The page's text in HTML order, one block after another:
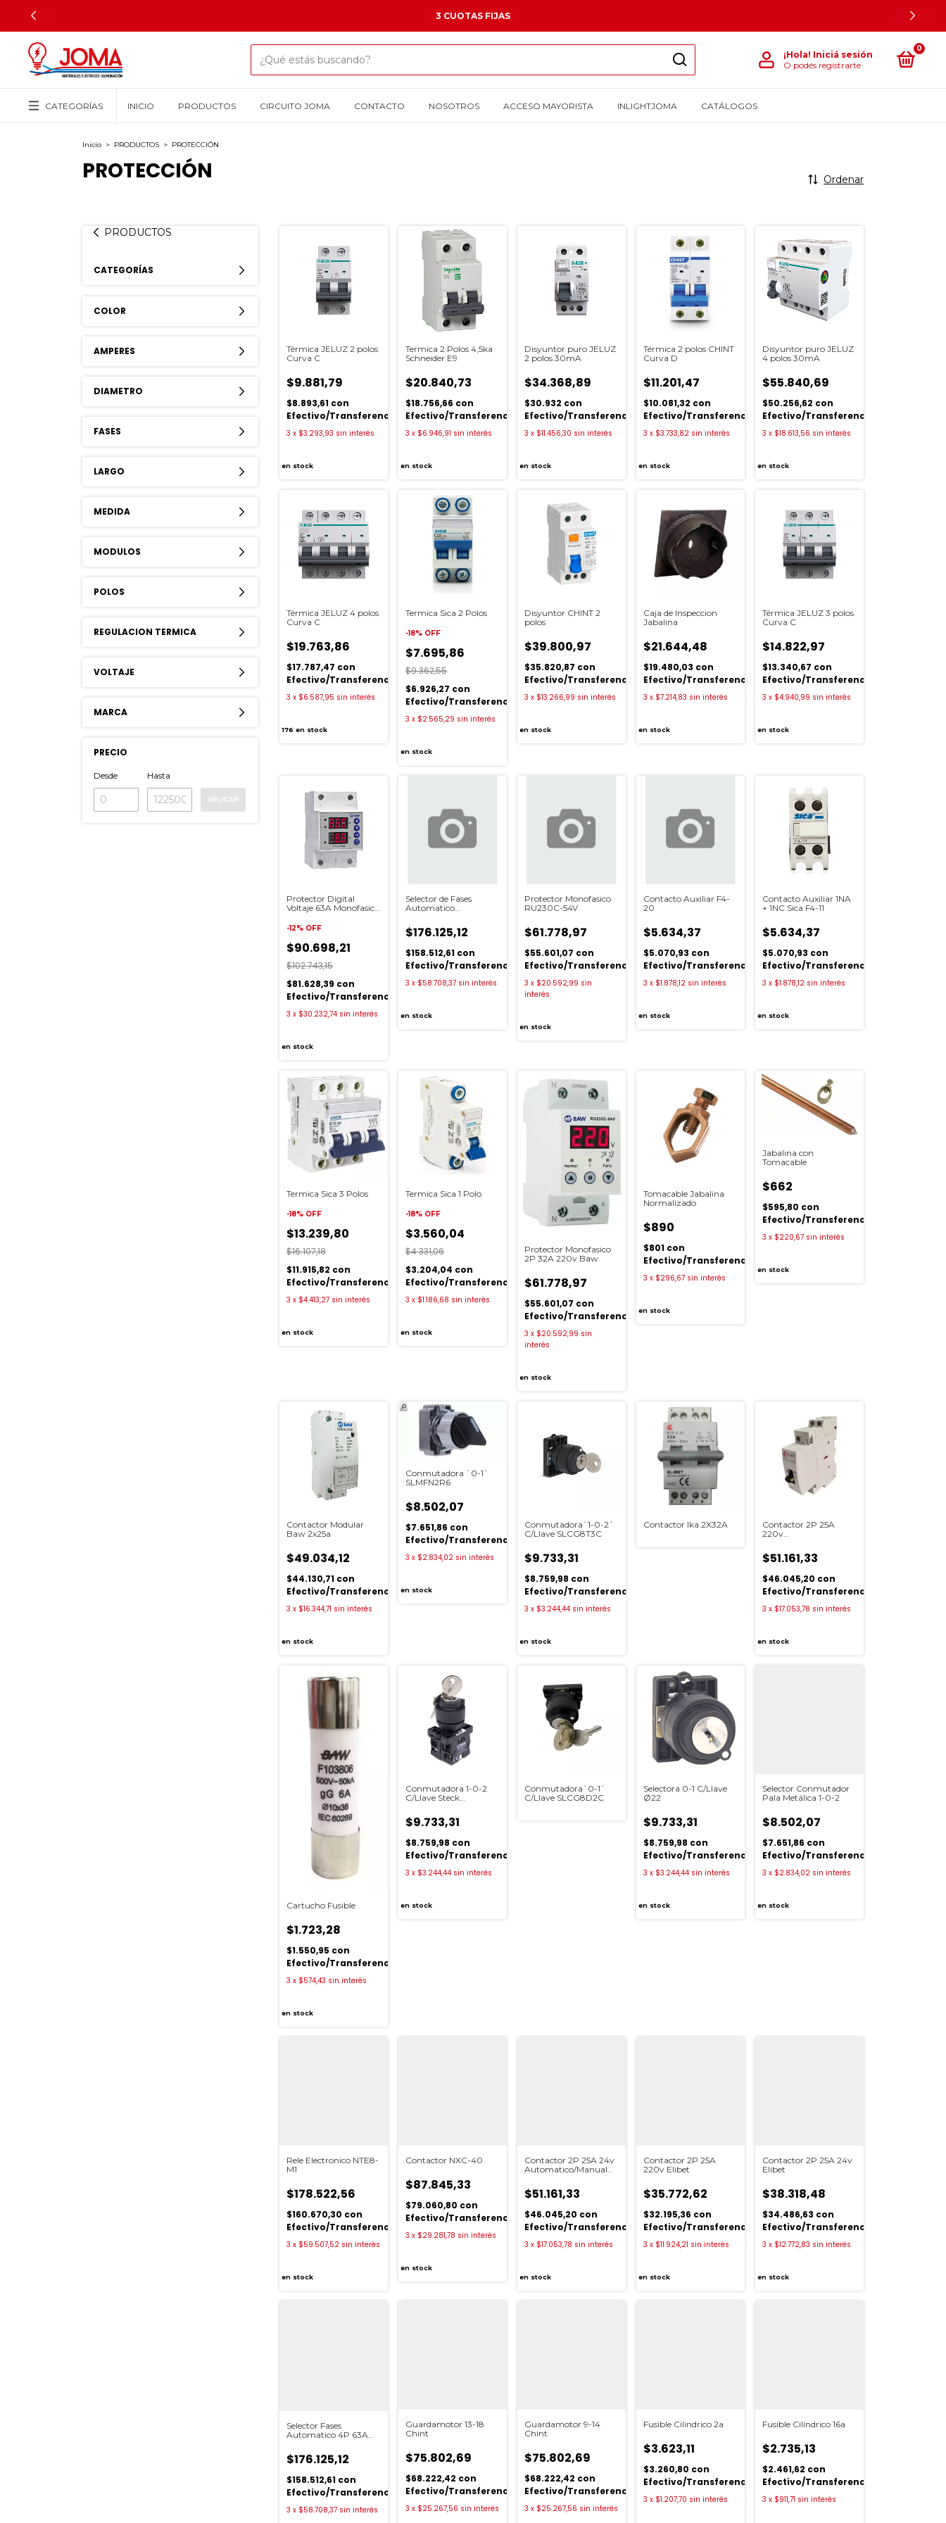
3 CUOTAS FIJAS
¡Hola! Iniciá sesión
O podés registrarte
0
CATEGORÍAS INICIO PRODUCTOS CIRCUITO JOMA CONTACTO NOSOTROS ACCESO MAYORISTA INLIGHTJOMA CATÁLOGOS
Inicio > PRODUCTOS > PROTECCIÓN
PROTECCIÓN Ordenar
PRODUCTOS
CATEGORÍAS
COLOR
AMPERES
DIAMETRO
FASES
LARGO
MEDIDA
MODULOS
POLOS
REGULACION TERMICA
VOLTAJE
MARCA
PRECIO
Desde Hasta
APLICAR
Térmica JELUZ 2 polos
Curva C
$9.881,79
$8.893,61 con
Efectivo/Transferencia
3 x $3.293,93 sin interés
en stock
Termica 2 Polos 4,5ka
Schneider E9
$20.840,73
$18.756,66 con
Efectivo/Transferencia
3 x $6.946,91 sin interés
en stock
Disyuntor puro JELUZ
2 polos 30mA
$34.368,89
$30.932 con
Efectivo/Transferencia
3 x $11.456,30 sin interés
en stock
Térmica 2 polos CHINT
Curva D
$11.201,47
$10.081,32 con
Efectivo/Transferencia
3 x $3.733,82 sin interés
en stock
Disyuntor puro JELUZ
4 polos 30mA
$55.840,69
$50.256,62 con
Efectivo/Transferencia
3 x $18.613,56 sin interés
en stock
Térmica JELUZ 4 polos
Curva C
$19.763,86
$17.787,47 con
Efectivo/Transferencia
3 x $6.587,95 sin interés
176 en stock
Termica Sica 2 Polos
-18% OFF
$7.695,86
$9.362,55
$6.926,27 con
Efectivo/Transferencia
3 x $2.565,29 sin interés
en stock
Disyuntor CHINT 2
polos
$39.800,97
$35.820,87 con
Efectivo/Transferencia
3 x $13.266,99 sin interés
en stock
Caja de Inspeccion
Jabalina
$21.644,48
$19.480,03 con
Efectivo/Transferencia
3 x $7.214,83 sin interés
en stock
Térmica JELUZ 3 polos
Curva C
$14.822,97
$13.340,67 con
Efectivo/Transferencia
3 x $4.940,99 sin interés
en stock
Protector Digital
Voltaje 63A Monofasico
-12% OFF
$90.698,21
$102.743,15
$81.628,39 con
Efectivo/Transferencia
3 x $30.232,74 sin interés
en stock
Selector de Fases
Automatico
$176.125,12
$158.512,61 con
Efectivo/Transferencia
3 x $58.708,37 sin interés
en stock
Protector Monofasico
RU230C-54V
$61.778,97
$55.601,07 con
Efectivo/Transferencia
3 x $20.592,99 sin
interés
en stock
Contacto Auxiliar F4-
20
$5.634,37
$5.070,93 con
Efectivo/Transferencia
3 x $1.878,12 sin interés
en stock
Contacto Auxiliar 1NA
+ 1NC Sica F4-11
$5.634,37
$5.070,93 con
Efectivo/Transferencia
3 x $1.878,12 sin interés
en stock
Termica Sica 3 Polos
-18% OFF
$13.239,80
$16.107,18
$11.915,82 con
Efectivo/Transferencia
3 x $4.413,27 sin interés
en stock
Termica Sica 1 Polo
-18% OFF
$3.560,04
$4.331,06
$3.204,04 con
Efectivo/Transferencia
3 x $1.186,68 sin interés
en stock
Protector Monofasico
2P 32A 220v Baw
$61.778,97
$55.601,07 con
Efectivo/Transferencia
3 x $20.592,99 sin
interés
en stock
Tomacable Jabalina
Normalizado
$890
$801 con
Efectivo/Transferencia
3 x $296,67 sin interés
en stock
Jabalina con
Tomacable
$662
$595,80 con
Efectivo/Transferencia
3 x $220,67 sin interés
en stock
Contactor Modular
Baw 2x25a
$49.034,12
$44.130,71 con
Efectivo/Transferencia
3 x $16.344,71 sin interés
en stock
Conmutadora `0-1`
SLMFN2R6
$8.502,07
$7.651,86 con
Efectivo/Transferencia
3 x $2.834,02 sin interés
en stock
Conmutadora`1-0-2`
C/Llave SLCG8T3C
$9.733,31
$8.759,98 con
Efectivo/Transferencia
3 x $3.244,44 sin interés
en stock
Contactor Ika 2X32A
Contactor 2P 25A
220v
Elibet
$51.161,33
$46.045,20 con
Efectivo/Transferencia
3 x $17.053,78 sin interés
en stock
Cartucho Fusible
$1.723,28
$1.550,95 con
Efectivo/Transferencia
3 x $574,43 sin interés
en stock
Conmutadora 1-0-2
C/Llave Steck
$9.733,31
$8.759,98 con
Efectivo/Transferencia
3 x $3.244,44 sin interés
en stock
Conmutadora`0-1`
C/Llave SLCG8D2C
Selectora 0-1 C/Llave
Ø22
$9.733,31
$8.759,98 con
Efectivo/Transferencia
3 x $3.244,44 sin interés
en stock
Selector Conmutador
Pala Metálica 1-0-2
$8.502,07
$7.651,86 con
Efectivo/Transferencia
3 x $2.834,02 sin interés
en stock
Rele Electronico NTE8-
M1
$178.522,56
$160.670,30 con
Efectivo/Transferencia
3 x $59.507,52 sin interés
en stock
Contactor NXC-40
$87.845,33
$79.060,80 con
Efectivo/Transferencia
3 x $29.281,78 sin interés
en stock
Contactor 2P 25A 24v
Automatico/Manual
$51.161,33
$46.045,20 con
Efectivo/Transferencia
3 x $17.053,78 sin interés
en stock
Contactor 2P 25A
220v Elibet
$35.772,62
$32.195,36 con
Efectivo/Transferencia
3 x $11.924,21 sin interés
en stock
Contactor 2P 25A 24v
Elibet
$38.318,48
$34.486,63 con
Efectivo/Transferencia
3 x $12.772,83 sin interés
en stock
Selector Fases
Automatico 4P 63A
$176.125,12
$158.512,61 con
Efectivo/Transferencia
3 x $58.708,37 sin interés
Guardamotor 13-18
Chint
$75.802,69
$68.222,42 con
Efectivo/Transferencia
3 x $25.267,56 sin interés
Guardamotor 9-14
Chint
$75.802,69
$68.222,42 con
Efectivo/Transferencia
3 x $25.267,56 sin interés
Fusible Cilindrico 2a
$3.623,11
$3.260,80 con
Efectivo/Transferencia
3 x $1.207,70 sin interés
Fusible Cilíndrico 16a
$2.735,13
$2.461,62 con
Efectivo/Transferencia
3 x $911,71 sin interés